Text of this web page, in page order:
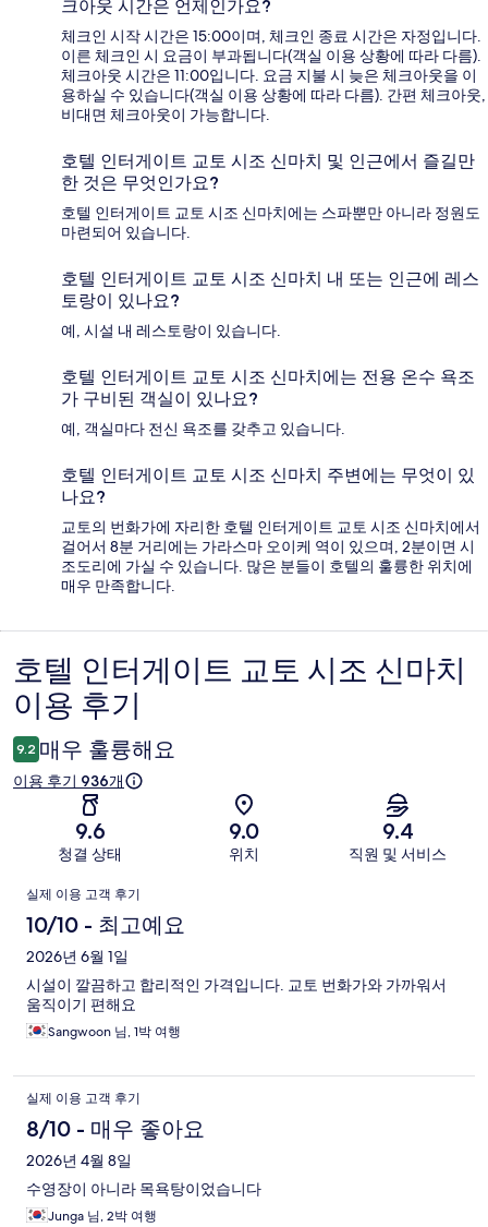
크아웃 시간은 언제인가요?
체크인 시작 시간은 15:00이며, 체크인 종료 시간은 자정입니다.
이른 체크인 시 요금이 부과됩니다(객실 이용 상황에 따라 다름).
체크아웃 시간은 11:00입니다. 요금 지불 시 늦은 체크아웃을 이
용하실 수 있습니다(객실 이용 상황에 따라 다름). 간편 체크아웃,
비대면 체크아웃이 가능합니다.
호텔 인터게이트 교토 시조 신마치 및 인근에서 즐길만
한 것은 무엇인가요?
호텔 인터게이트 교토 시조 신마치에는 스파뿐만 아니라 정원도
마련되어 있습니다.
호텔 인터게이트 교토 시조 신마치 내 또는 인근에 레스
토랑이 있나요?
예, 시설 내 레스토랑이 있습니다.
호텔 인터게이트 교토 시조 신마치에는 전용 온수 욕조
가 구비된 객실이 있나요?
예, 객실마다 전신 욕조를 갖추고 있습니다.
호텔 인터게이트 교토 시조 신마치 주변에는 무엇이 있
나요?
교토의 번화가에 자리한 호텔 인터게이트 교토 시조 신마치에서
걸어서 8분 거리에는 가라스마 오이케 역이 있으며, 2분이면 시
조도리에 가실 수 있습니다. 많은 분들이 호텔의 훌륭한 위치에
매우 만족합니다.
이
용
후
기
호텔 인터게이트 교토 시조 신마치
이용 후기
9.2 매우 훌륭해요
이용 후기 936개
9.6
청결 상태
9.0
위치
9.4
직원 및 서비스
이
용
후
기
실제 이용 고객 후기
10/10 - 최고예요
2026년 6월 1일
시설이 깔끔하고 합리적인 가격입니다. 교토 번화가와 가까워서
움직이기 편해요
Sangwoon 님, 1박 여행
실제 이용 고객 후기
8/10 - 매우 좋아요
2026년 4월 8일
수영장이 아니라 목욕탕이었습니다
Junga 님, 2박 여행